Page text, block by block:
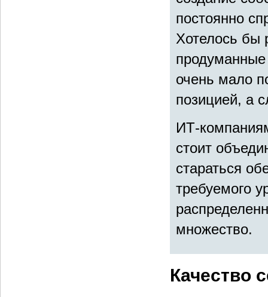
постоянно
Хотелось бы
очень мало
позицией, а
ИТ-
стоит
стараться
требуемого
множество.
Качество